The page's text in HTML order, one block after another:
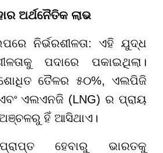
ଅର୍ଥନୈତିକ ଲାଭ
ନିର୍ଭରଶୀଳତା: ଏହି ଯୁଦ୍ଧ
ପଦାରେ ପକାଇଥିଲା।
ତୈଳର ୫୦%, ଏଲପିଜି
ଏଲଏନଜି (LNG) ର ପ୍ରାୟ
ହିଁ ଆସିଥାଏ।
ହେବାରୁ ଭାରତକୁ